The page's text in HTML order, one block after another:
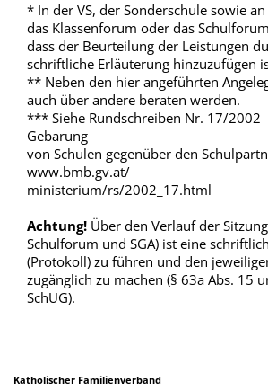
* In der VS, der Sonderschule sowie
das Klassenforum oder das
dass der Beurteilung der Leistungen
schriftliche Erläuterung hinzuzufügen
** Neben den hier angeführten
auch über andere beraten werden.
*** Siehe Rundschreiben Nr. 17/2002
Gebarung
von Schulen gegenüber den
www.bmb.gv.at/
ministerium/rs/2002_17.html
Achtung! Über den Verlauf der
Schulforum und SGA) ist eine
(Protokoll) zu führen und den
zugänglich zu machen (§ 63a Abs. 15
SchUG).
Katholischer Familienverband